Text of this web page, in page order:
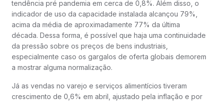
tendência pré pandemia em cerca de 0,8%. Além disso, o
indicador de uso da capacidade instalada alcançou 79%,
acima da média de aproximadamente 77% da última
década. Dessa forma, é possível que haja uma continuidade
da pressão sobre os preços de bens industriais,
especialmente caso os gargalos de oferta globais demorem
a mostrar alguma normalização.
Já as vendas no varejo e serviços alimentícios tiveram
crescimento de 0,6% em abril, ajustado pela inflação e por